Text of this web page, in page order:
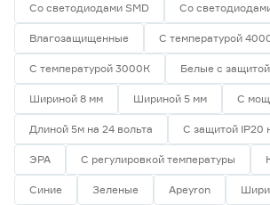
Со светодиодами SMD Со
Влагозащищенные С температурой
С температурой 3000К Белые с
Шириной 8 мм Шириной 5 мм С
Длиной 5м на 24 вольта С защитой IP20
ЭРА С регулировкой температуры
Синие Зеленые Apeyron